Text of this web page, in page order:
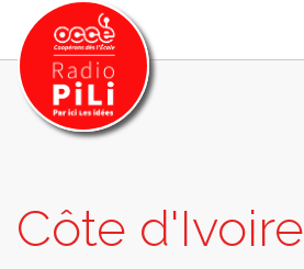
GRILLE DES PROGRAMMES
EMISSIONS / PODCASTS
Côte d'Ivoire